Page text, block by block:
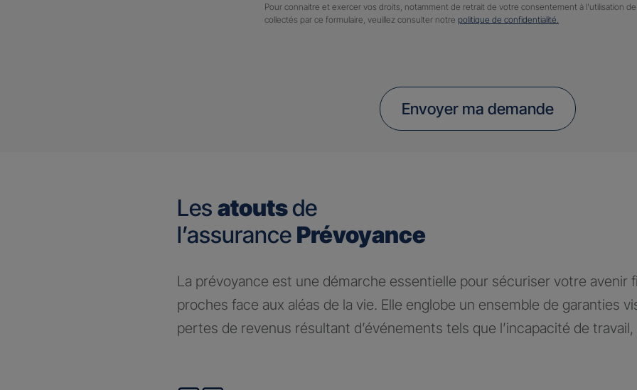
Pour connaitre et exercer vos droits, notamment de retrait de votre consentement à l'utilisation
collectés par ce formulaire, veuillez consulter notre politique de confidentialité.
Envoyer ma demande
Les atoutsde
l’assurance Prévoyance
​La prévoyance est une démarche essentielle pour sécuriser votre avenir
proches face aux aléas de la vie. Elle englobe un ensemble de garanties
pertes de revenus résultant d’événements tels que l’incapacité de travail,